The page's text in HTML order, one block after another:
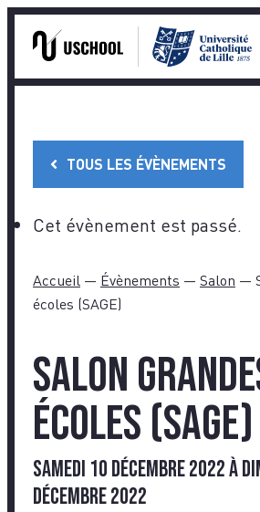
contentTOUS LES ÉVÈNEMENTS
Cet évènement est passé.
Accueil — Évènements — Salon —
écoles (SAGE)
Salon
écoles (SAGE)
samedi 10 décembre 2022à
décembre 2022